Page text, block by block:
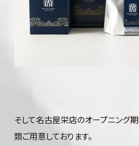
そして名古屋栄店のオープニング
類ご用意しております。